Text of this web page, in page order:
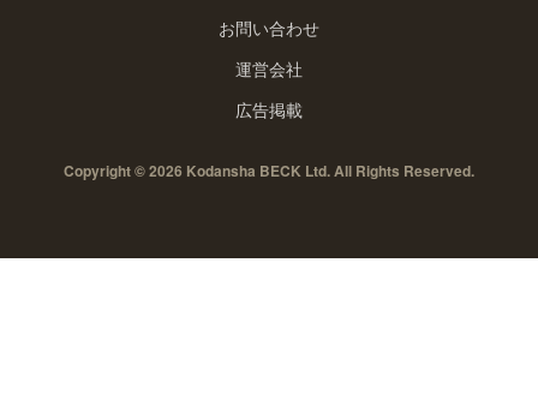
お問い合わせ
運営会社
広告掲載
Copyright © 2026 Kodansha BECK Ltd. All Rights Reserved.